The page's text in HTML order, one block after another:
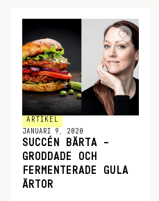
ARTIKEL
JANUARI 9, 2020
SUCCÉN BÄRTA –
GRODDADE OCH
FERMENTERADE GULA
ÄRTOR